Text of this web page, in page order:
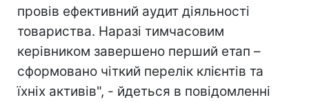
провів ефективний аудит діяльності
товариства. Наразі тимчасовим
керівником завершено перший етап –
сформовано чіткий перелік клієнтів та
їхніх активів", - йдеться в повідомленні